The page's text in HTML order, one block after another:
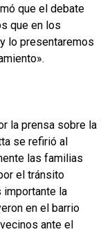
que el debate
que en los
lo presentaremos
la prensa sobre la
se refirió al
las familias
el tránsito
importante la
en el barrio
ante el